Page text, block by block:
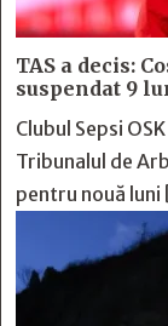
TAS a decis:
suspendat 9
Clubul Sepsi
Tribunalul de
pentru nouă